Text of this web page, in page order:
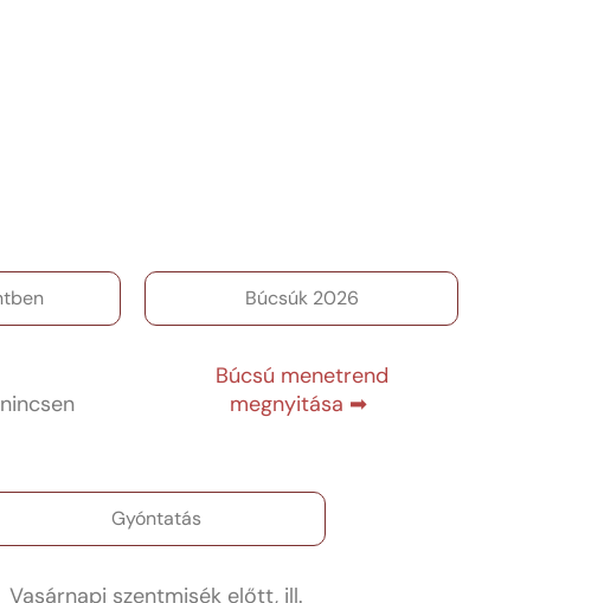
Búcsúk 2026
Búcsú menetrend
megnyitása ➡
Gyóntatás
Vasárnapi szentmisék előtt, ill.